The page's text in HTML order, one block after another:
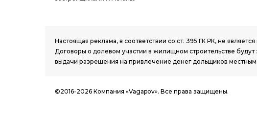
Настоящая реклама, в соответствии со ст. 395 ГК РК, не
Договоры о долевом участии в жилищном строительстве
выдачи разрешения на привлечение денег дольщиков
©2016-2026 Компания «Vagapov». Все права защищены.